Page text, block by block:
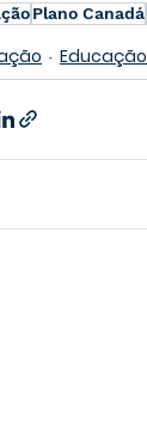
Plano Canadá
Educação